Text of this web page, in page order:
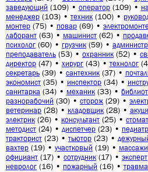
заведующий (109) • оператор (109) •
менеджер (103) • техник (100) •
монтер (75) • повар (69) •
лаборант (63) • машинист (62) •
психолог (60) • грузчик (59) •
преподаватель (53) • охранник (52) •
директор (47) • хирург (43) • технолог
секретарь (39) • сантехник (37) •
экономист (35) • инспектор (34) •
санитарка (34) • механик (33) •
разнорабочий (30) • сторож (29) •
ветеринар (28) • кладовщик (28) •
электрик (26) • консультант (25) •
методист (24) • диспетчер (23) • педиатр
тракторист (23) • тьютор (23) •
вахтер (19) • участковый (19) •
официант (17) • сотрудник (17) • эксперт
невролог (16) • пожарный (16) •